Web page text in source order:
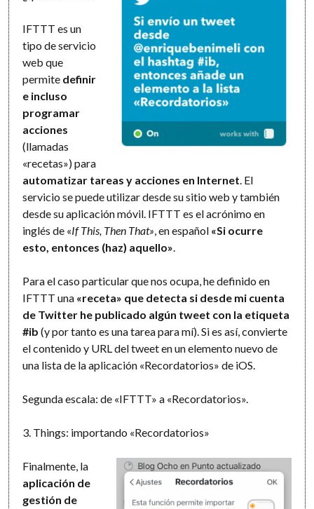
IFTTT es un
tipo de servicio
web que
permite definir
e incluso
programar
acciones
(llamadas
«recetas») para
automatizar tareas y acciones en Internet. El
servicio se puede utilizar desde su sitio web y también
desde su aplicación móvil. IFTTT es el acrónimo en
inglés de «If This, Then That», en español «Si ocurre
esto, entonces (haz) aquello».
Para el caso particular que nos ocupa, he definido en
IFTTT una «receta» que detecta si desde mi cuenta
de Twitter he publicado algún tweet con la etiqueta
#ib (y por tanto es una tarea para mí). Si es así, convierte
el contenido y URL del tweet en un elemento nuevo de
una lista de la aplicación «Recordatorios» de iOS.
Segunda escala: de «IFTTT» a «Recordatorios».
3. Things: importando «Recordatorios»
Finalmente, la
aplicación de
gestión de